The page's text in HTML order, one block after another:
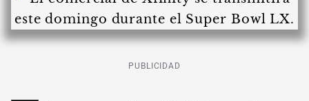
PUBLICIDAD